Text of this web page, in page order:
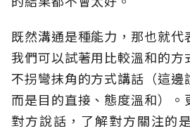
既然溝通是種能力，那也就代
我們可以試著用比較溫和的方
不拐彎抹角的方式講話（這邊
而是目的直接、態度溫和）。
對方說話，了解對方關注的